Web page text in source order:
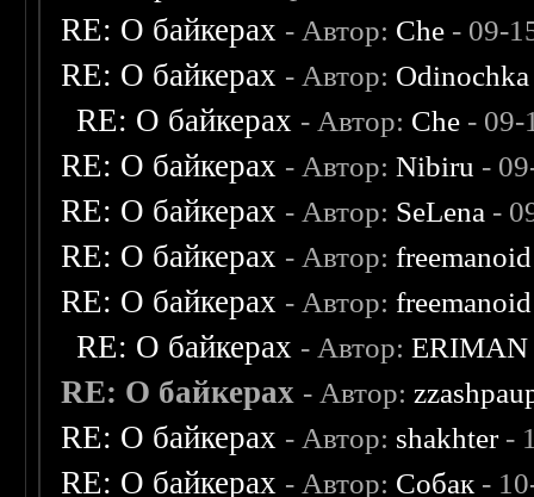
RE: О байкерах - Автор: Che - 09-
RE: О байкерах - Автор: Odinochka
RE: О байкерах - Автор: Che - 09-
RE: О байкерах - Автор:Nibiru -
RE: О байкерах - Автор: SeLena -
RE: О байкерах - Автор:freemanoid
RE: О байкерах - Автор:freemanoid
RE: О байкерах - Автор:ERIMAN
RE: О байкерах - Автор:
RE: О байкерах - Автор: shakhter-
RE: О байкерах - Автор: Собак -